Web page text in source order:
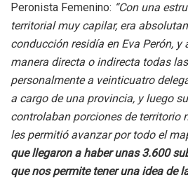
Peronista Femenino: “Con una
territorial muy capilar, era
conducción residía en Eva Perón, y
manera directa o indirecta todas
personalmente a veinticuatro
a cargo de una provincia, y luego
controlaban porciones de territorio
les permitió avanzar por todo el
que llegaron a haber unas 3.600
que nos permite tener una idea de